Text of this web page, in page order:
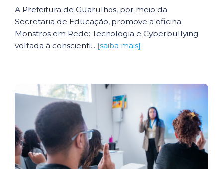
A Prefeitura de Guarulhos, por meio da
Secretaria de Educação, promove a oficina
Monstros em Rede: Tecnologia e Cyberbullying
voltada à conscienti... [saiba mais]